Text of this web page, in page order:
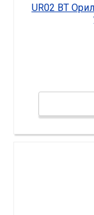
UR02 BT